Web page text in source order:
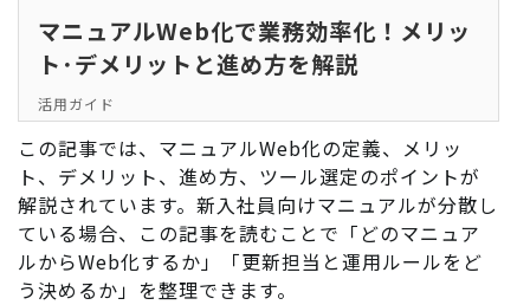
マニュアルWeb化で業務効率化！メリッ
ト･デメリットと進め方を解説
活用ガイド
この記事では、マニュアルWeb化の定義、メリッ
ト、デメリット、進め方、ツール選定のポイントが
解説されています。新入社員向けマニュアルが分散し
ている場合、この記事を読むことで「どのマニュア
ルからWeb化するか」「更新担当と運用ルールをど
う決めるか」を整理できます。